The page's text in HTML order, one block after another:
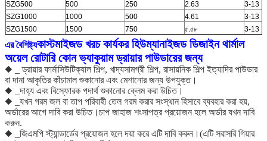
SZG500
500 250 2.63
3-13
SZG1000
1000 500 4.61
3-13
SZG1500
1500 750 ৫.৫৮ 3-13
এর বৈশিষ্ট্যকাস্টমাইজড খরচ কার্যকর হিউম্যানাইজড ডিজাইন থার্মাল
অয়েল রোটারি কোন ভ্যাকুয়াম ড্রায়ার পাউডারের জন্য
◆ _ ড্রায়ার ফার্মাসিউটিক্যাল শিল্প, খাদ্যসামগ্রী শিল্প, রাসায়নিক শিল্প ইত্যাদির পাউডার
বা দানা আকৃতির কাঁচামাল শুকানোর এবং মেশানোর জন্য উপযুক্ত।
◆ _দাহ্য এবং বিস্ফোরক পদার্থ শুকানোর ক্লেম করা উচিত।
◆ _যখন গরম জল বা তাপ পরিবাহী তেল গরম করার সংস্থান হিসাবে ব্যবহার করা হয়,
অর্ডারের আগে দাবি করা উচিত।চাপ জাহাজ শংসাপত্র প্রয়োজন হলে অর্ডার যখন দাবি
করুন.
◆ _জিএমপি স্ট্যান্ডার্ডের প্রয়োজন হলে দয়া করে এটি দাবি করুন।(এটি সরাসরি গিয়ার